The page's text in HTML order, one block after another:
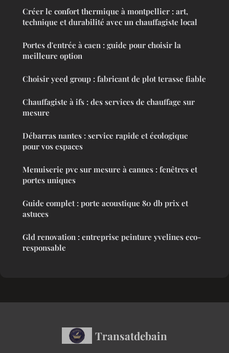
Créer le confort thermique à montpellier : art,
technique et durabilité avec un chauffagiste local
Portes d'entrée à caen : guide pour choisir la
meilleure option
Choisir yeed group : fabricant de plot terasse fiable
Chauffagiste à ifs : des services de chauffage sur
mesure
Débarras nantes : service rapide et écologique
pour vos espaces
Menuiserie pvc sur mesure à cannes : fenêtres et
portes uniques
Guide complet : porte acoustique 80 db prix et
astuces
Gld renovation : entreprise peinture yvelines eco-
responsable
Transatdebain